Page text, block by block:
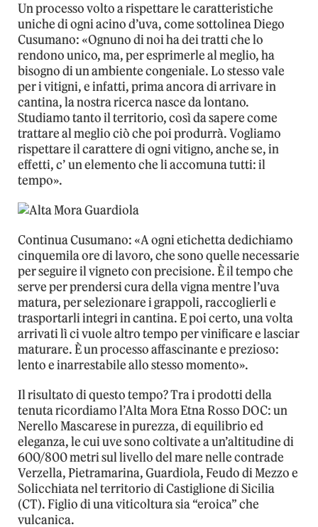
Un processo volto a rispettare le caratteristiche
uniche di ogni acino d’uva, come sottolinea Diego
Cusumano: «Ognuno di noi ha dei tratti che lo
rendono unico, ma, per esprimerle al meglio, ha
bisogno di un ambiente congeniale. Lo stesso vale
per i vitigni, e infatti, prima ancora di arrivare in
cantina, la nostra ricerca nasce da lontano.
Studiamo tanto il territorio, così da sapere come
trattare al meglio ciò che poi produrrà. Vogliamo
rispettare il carattere di ogni vitigno, anche se, in
effetti, c’ un elemento che li accomuna tutti: il
tempo».
Continua Cusumano: «A ogni etichetta dedichiamo
cinquemila ore di lavoro, che sono quelle necessarie
per seguire il vigneto con precisione. È il tempo che
serve per prendersi cura della vigna mentre l’uva
matura, per selezionare i grappoli, raccoglierli e
trasportarli integri in cantina. E poi certo, una volta
arrivati lì ci vuole altro tempo per vinificare e lasciar
maturare. È un processo affascinante e prezioso:
lento e inarrestabile allo stesso momento».
Il risultato di questo tempo? Tra i prodotti della
tenuta ricordiamo l’Alta Mora Etna Rosso DOC: un
Nerello Mascarese in purezza, di equilibrio ed
eleganza, le cui uve sono coltivate a un’altitudine di
600/800 metri sul livello del mare nelle contrade
Verzella, Pietramarina, Guardiola, Feudo di Mezzo e
Solicchiata nel territorio di Castiglione di Sicilia
(CT). Figlio di una viticoltura sia “eroica” che
vulcanica.